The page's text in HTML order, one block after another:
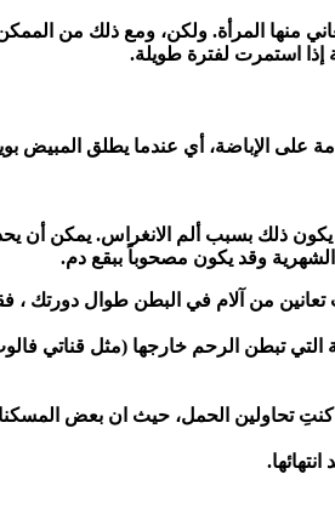
منها المرأة. ولكن، ومع ذلك من
إذا استمرت لفترة طويلة.
على الإباضة، أي عندما يطلق
تعانين من آلام في البطن طوال دورتك
بين سن 15 و 44، ويحدث عندما تنمو الأنسجة التي
تحاولين الحمل، حيث ان بعض